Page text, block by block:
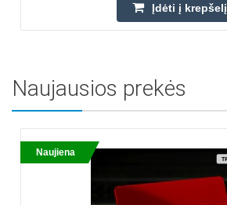
Įdėti į krepšelį
Naujausios prekės
Naujiena